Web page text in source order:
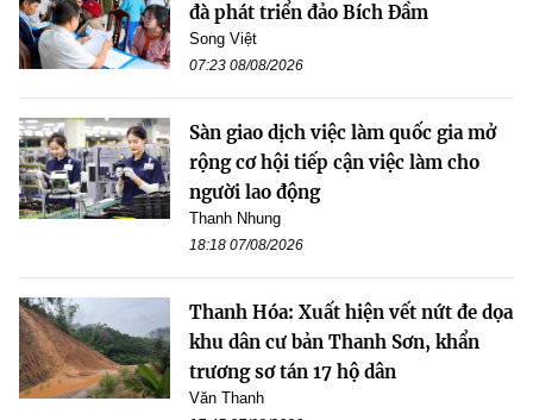
đà phát triển đảo Bích Đầm
Song Việt
07:23 08/08/2026
Sàn giao dịch việc làm quốc gia mở
rộng cơ hội tiếp cận việc làm cho
người lao động
Thanh Nhung
18:18 07/08/2026
Thanh Hóa: Xuất hiện vết nứt đe dọa
khu dân cư bản Thanh Sơn, khẩn
trương sơ tán 17 hộ dân
Văn Thanh